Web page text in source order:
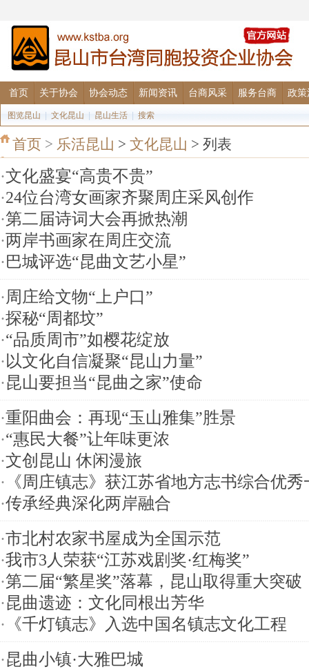
首页 关于协会 协会动态 新闻资讯 台商风采 服务台商 政策
图览昆山 文化昆山 昆山生活 搜索
首页 > 乐活昆山 > 文化昆山 > 列表
·文化盛宴“高贵不贵”
·24位台湾女画家齐聚周庄采风创作
·第二届诗词大会再掀热潮
·两岸书画家在周庄交流
·巴城评选“昆曲文艺小星”
·周庄给文物“上户口”
·探秘“周都坟”
·“品质周市”如樱花绽放
· 以文化自信凝聚“昆山力量”
·昆山要担当“昆曲之家”使命
·重阳曲会：再现“玉山雅集”胜景
·“惠民大餐”让年味更浓
·文创昆山 休闲漫旅
· 《周庄镇志》获江苏省地方志书综合优秀
·传承经典深化两岸融合
·市北村农家书屋成为全国示范
·我市3人荣获“江苏戏剧奖·红梅奖”
·第二届“繁星奖”落幕，昆山取得重大突破
·昆曲遗迹：文化同根出芳华
· 《千灯镇志》入选中国名镇志文化工程
·昆曲小镇·大雅巴城